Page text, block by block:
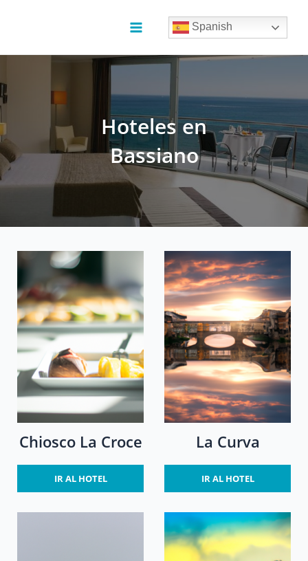
Main
Menu
Spanish
Hoteles en
Bassiano
Chiosco La Croce
IR AL HOTEL
La Curva
IR AL HOTEL